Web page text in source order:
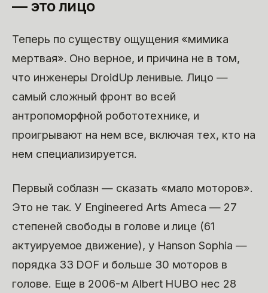
— это лицо
Теперь по существу ощущения «мимика
мертвая». Оно верное, и причина не в том,
что инженеры DroidUp ленивые. Лицо —
самый сложный фронт во всей
антропоморфной робототехнике, и
проигрывают на нем все, включая тех, кто на
нем специализируется.
Первый соблазн — сказать «мало моторов».
Это не так. У Engineered Arts Ameca — 27
степеней свободы в голове и лице (61
актуируемое движение), у Hanson Sophia —
порядка 33 DOF и больше 30 моторов в
голове. Еще в 2006-м Albert HUBO нес 28